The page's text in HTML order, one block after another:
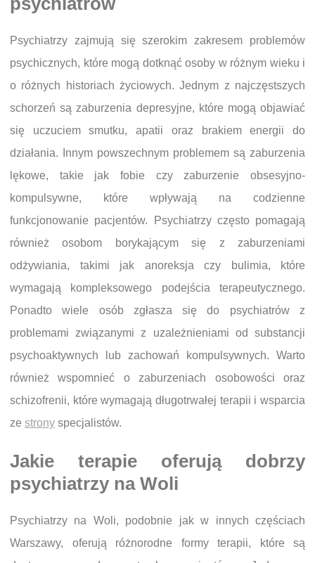
Psychiatrzy zajmują się szerokim zakresem problemów
psychicznych, które mogą dotknąć osoby w różnym wieku i
o różnych historiach życiowych. Jednym z najczęstszych
schorzeń są zaburzenia depresyjne, które mogą objawiać
się uczuciem smutku, apatii oraz brakiem energii do
działania. Innym powszechnym problemem są zaburzenia
lękowe, takie jak fobie czy zaburzenie obsesyjno-
kompulsywne, które wpływają na codzienne
funkcjonowanie pacjentów. Psychiatrzy często pomagają
również osobom borykającym się z zaburzeniami
odżywiania, takimi jak anoreksja czy bulimia, które
wymagają kompleksowego podejścia terapeutycznego.
Ponadto wiele osób zgłasza się do psychiatrów z
problemami związanymi z uzależnieniami od substancji
psychoaktywnych lub zachowań kompulsywnych. Warto
również wspomnieć o zaburzeniach osobowości oraz
schizofrenii, które wymagają długotrwałej terapii i wsparcia
ze strony specjalistów.
Jakie terapie oferują dobrzy
psychiatrzy na Woli
Psychiatrzy na Woli, podobnie jak w innych częściach
Warszawy, oferują różnorodne formy terapii, które są